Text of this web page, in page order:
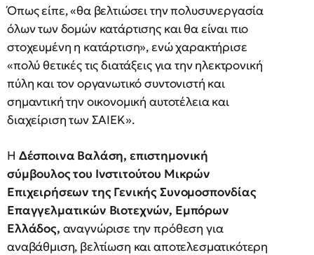
Όπως είπε, «θα βελτιώσει την πολυσυνεργασία
όλων των δομών κατάρτισης και θα είναι πιο
στοχευμένη η κατάρτιση», ενώ χαρακτήρισε
«πολύ θετικές τις διατάξεις για την ηλεκτρονική
πύλη και τον οργανωτικό συντονιστή και
σημαντική την οικονομική αυτοτέλεια και
διαχείριση των ΣΑΙΕΚ».
Η Δέσποινα Βαλάση, επιστημονική
σύμβουλος του Ινστιτούτου Μικρών
Επιχειρήσεων της Γενικής Συνομοσπονδίας
Επαγγελματικών Βιοτεχνών, Εμπόρων
Ελλάδος, αναγνώρισε την πρόθεση για
αναβάθμιση, βελτίωση και αποτελεσματικότερη